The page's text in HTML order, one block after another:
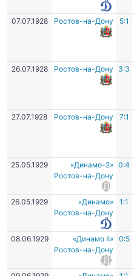
07.07.1928 Ростов-на-Дону 5:1
26.07.1928
Ростов-на-Дону 3:3
27.07.1928
Ростов-на-Дону 7:1
25.05.1929
«Динамо-2»
Ростов-на-Дону
0:4
26.05.1929
«Динамо»
Ростов-на-Дону
1:1
08.06.1929
«Динамо II»
Ростов-на-Дону
0:5